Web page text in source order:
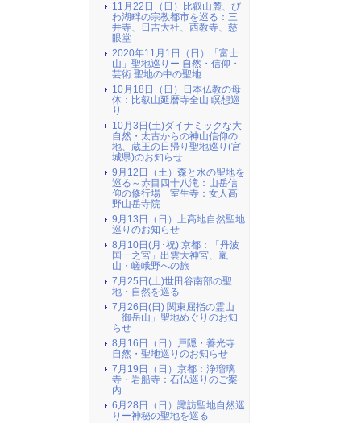
11月22日（日）比叡山麓、び
わ湖畔の宗教都市を巡る：三
井寺、日吉大社、西教寺、慈
眼堂
2020年11月1日（日）「富士
山」聖地巡りー 自然・信仰・
芸術 聖地の中の聖地
10月18日（日）日本仏教の母
体：比叡山延暦寺全山 瞑想巡
り
10月3日(土)ダイナミックな大
自然・太古からの神山信仰の
地、蔵王の日帰り聖地巡り(宮
城県)のお知らせ
9月12日（土）森と水の聖地を
巡る～赤目四十八滝：山岳信
仰の修行場 室生寺：女人高
野山岳寺院
9月13日（日）上高地自然聖地
巡りのお知らせ
8月10日(月･祝) 京都：「丹波
国一之宮」出雲大神宮、嵐
山・嵯峨野への旅
7月25日(土)世田谷南部の聖
地・自然を巡る
7月26日(日) 関東屈指の霊山
「御岳山」聖地めぐりのお知
らせ
8月16日（日）戸隠・善光寺
自然・聖地巡りのお知らせ
7月19日（日）京都：浄瑠璃
寺・岩船寺：石仏巡りのご案
内
6月28日（日）諏訪聖地自然巡
りー神秘の聖地を巡る